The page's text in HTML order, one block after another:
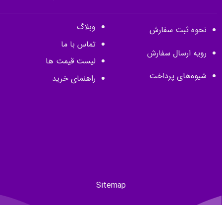
نحوه ثبت سفارش
رویه ارسال سفارش
شیوه‌های پرداخت
وبلاگ
تماس با ما
لیست قیمت ها
راهنمای خرید
Sitemap